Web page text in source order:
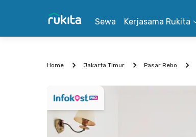
Sewa Kerjasama Rukita
Home Jakarta Timur Pasar Rebo